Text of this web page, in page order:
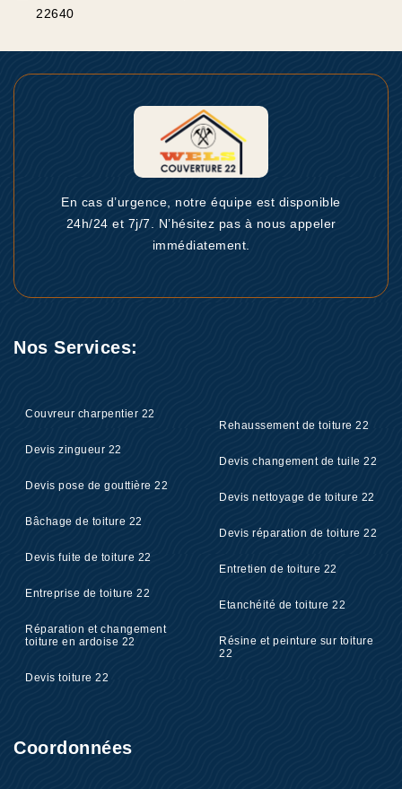
22640
En cas d’urgence, notre équipe est disponible
24h/24 et 7j/7. N’hésitez pas à nous appeler
immédiatement.
Nos Services:
Couvreur charpentier 22
Devis zingueur 22
Devis pose de gouttière 22
Bâchage de toiture 22
Devis fuite de toiture 22
Entreprise de toiture 22
Réparation et changement
toiture en ardoise 22
Devis toiture 22
Rehaussement de toiture 22
Devis changement de tuile 22
Devis nettoyage de toiture 22
Devis réparation de toiture 22
Entretien de toiture 22
Etanchéité de toiture 22
Résine et peinture sur toiture
22
Coordonnées